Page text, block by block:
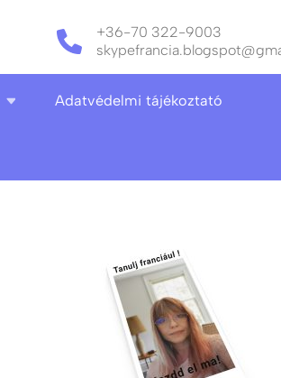
+36-70 322-9003
Adatvédelmi tájékoztató